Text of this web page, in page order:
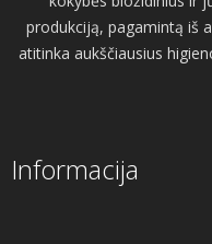
produkciją, pagamintą iš
atitinka aukščiausius
Informacija